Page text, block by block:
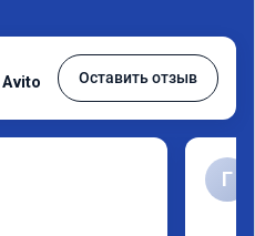
Avito Оставить отзыв
Г